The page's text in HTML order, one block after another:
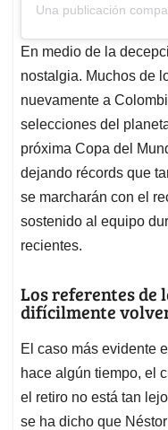
Una publicación
En medio de la
nostalgia. Muchos de
nuevamente a
selecciones del
próxima Copa del
dejando récords que
se marcharán con el
sostenido al equipo
recientes.
Los referentes de
difícilmente
El caso más evidente
hace algún tiempo, el
el retiro no está tan
se ha dicho que